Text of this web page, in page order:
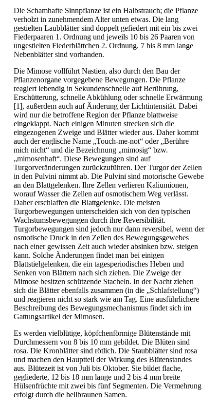
Die Schamhafte Sinnpflanze ist ein Halbstrauch; die Pflanze
verholzt in zunehmendem Alter unten etwas. Die lang
gestielten Laubblätter sind doppelt gefiedert mit ein bis zwei
Fiederpaaren 1. Ordnung und jeweils 10 bis 26 Paaren von
ungestielten Fiederblättchen 2. Ordnung. 7 bis 8 mm lange
Nebenblätter sind vorhanden.
Die Mimose vollführt Nastien, also durch den Bau der
Pflanzenorgane vorgegebene Bewegungen. Die Pflanze
reagiert lebendig in Sekundenschnelle auf Berührung,
Erschütterung, schnelle Abkühlung oder schnelle Erwärmung
[1], außerdem auch auf Änderung der Lichtintensität. Dabei
wird nur die betroffene Region der Pflanze blattweise
eingeklappt. Nach einigen Minuten strecken sich die
eingezogenen Zweige und Blätter wieder aus. Daher kommt
auch der englische Name „Touch-me-not“ oder „Berühre
mich nicht“ und die Bezeichnung „mimosig“ bzw.
„mimosenhaft“. Diese Bewegungen sind auf
Turgorveränderungen zurückzuführen. Der Turgor der Zellen
in den Pulvini nimmt ab. Die Pulvini sind motorische Gewebe
an den Blattgelenken. Ihre Zellen verlieren Kaliumionen,
worauf Wasser die Zellen auf osmotischem Weg verlässt.
Daher erschlaffen die Blattgelenke. Die meisten
Turgorbewegungen unterscheiden sich von den typischen
Wachstumsbewegungen durch ihre Reversibilität.
Turgorbewegungen sind jedoch nur dann reversibel, wenn der
osmotische Druck in den Zellen des Bewegungsgewebes
nach einer gewissen Zeit auch wieder absinken bzw. steigen
kann. Solche Änderungen findet man bei einigen
Blattstielgelenken, die ein tagesperiodisches Heben und
Senken von Blättern nach sich ziehen. Die Zweige der
Mimose besitzen schützende Stacheln. In der Nacht ziehen
sich die Blätter ebenfalls zusammen (in die „Schlafstellung“)
und reagieren nicht so stark wie am Tag. Eine ausführlichere
Beschreibung des Bewegungsmechanismus findet sich im
Gattungsartikel der Mimosen.
Es werden vielblütige, köpfchenförmige Blütenstände mit
Durchmessern von 8 bis 10 mm gebildet. Die Blüten sind
rosa. Die Kronblätter sind rötlich. Die Staubblätter sind rosa
und machen den Hauptteil der Wirkung des Blütenstandes
aus. Blütezeit ist von Juli bis Oktober. Sie bildet flache,
gegliederte, 12 bis 18 mm lange und 2 bis 4 mm breite
Hülsenfrüchte mit zwei bis fünf Segmenten. Die Vermehrung
erfolgt durch die hellbraunen Samen.